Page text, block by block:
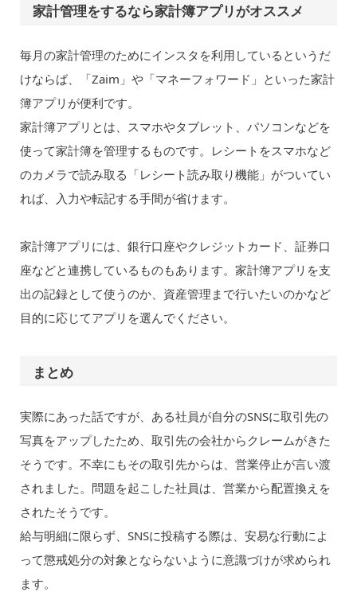
家計管理をするなら家計簿アプリがオススメ
毎月の家計管理のためにインスタを利用しているというだ
けならば、「Zaim」や「マネーフォワード」といった家計
簿アプリが便利です。
家計簿アプリとは、スマホやタブレット、パソコンなどを
使って家計簿を管理するものです。レシートをスマホなど
のカメラで読み取る「レシート読み取り機能」がついてい
れば、入力や転記する手間が省けます。
家計簿アプリには、銀行口座やクレジットカード、証券口
座などと連携しているものもあります。家計簿アプリを支
出の記録として使うのか、資産管理まで行いたいのかなど
目的に応じてアプリを選んでください。
まとめ
実際にあった話ですが、ある社員が自分のSNSに取引先の
写真をアップしたため、取引先の会社からクレームがきた
そうです。不幸にもその取引先からは、営業停止が言い渡
されました。問題を起こした社員は、営業から配置換えを
されたそうです。
給与明細に限らず、SNSに投稿する際は、安易な行動によ
って懲戒処分の対象とならないように意識づけが求められ
ます。